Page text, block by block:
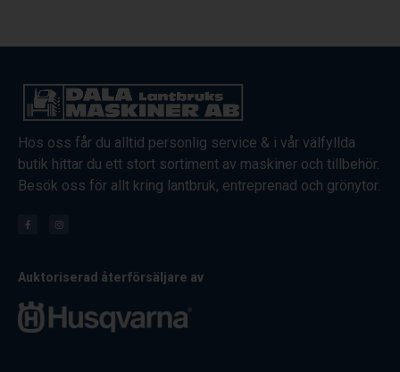
Hos oss får du alltid personlig service & i vår välfyllda
butik hittar du ett stort sortiment av maskiner och tillbehör.
Besök oss för allt kring lantbruk, entreprenad och grönytor.
Auktoriserad återförsäljare av